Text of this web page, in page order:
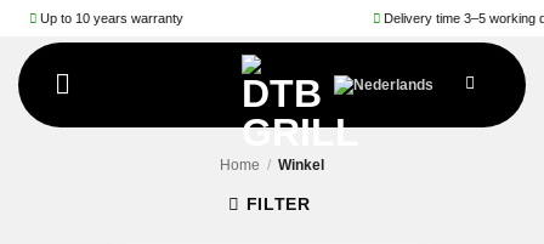
inhoud
Up to 10 years warranty Delivery time 3–5 working days
Home / Winkel
FILTER